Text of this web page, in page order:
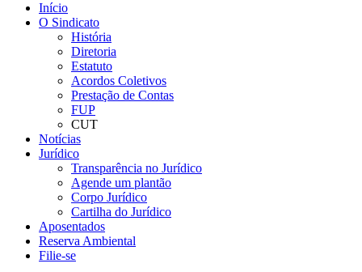
Início
O Sindicato
História
Diretoria
Estatuto
Acordos Coletivos
Prestação de Contas
FUP
CUT
Notícias
Jurídico
Transparência no Jurídico
Agende um plantão
Corpo Jurídico
Cartilha do Jurídico
Aposentados
Reserva Ambiental
Filie-se